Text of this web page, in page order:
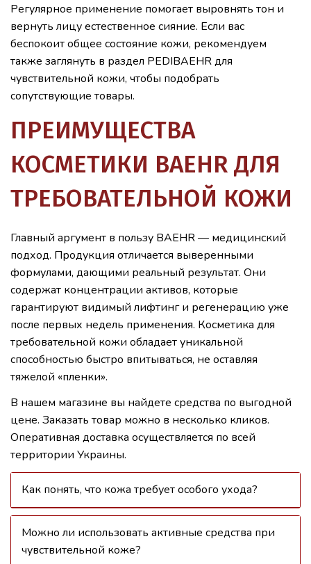
Регулярное применение помогает выровнять тон и
вернуть лицу естественное сияние. Если вас
беспокоит общее состояние кожи, рекомендуем
также заглянуть в раздел PEDIBAEHR для
чувствительной кожи, чтобы подобрать
сопутствующие товары.
ПРЕИМУЩЕСТВА
КОСМЕТИКИ BAEHR ДЛЯ
ТРЕБОВАТЕЛЬНОЙ КОЖИ
Главный аргумент в пользу BAEHR — медицинский
подход. Продукция отличается выверенными
формулами, дающими реальный результат. Они
содержат концентрации активов, которые
гарантируют видимый лифтинг и регенерацию уже
после первых недель применения. Косметика для
требовательной кожи обладает уникальной
способностью быстро впитываться, не оставляя
тяжелой «пленки».
В нашем магазине вы найдете средства по выгодной
цене. Заказать товар можно в несколько кликов.
Оперативная доставка осуществляется по всей
территории Украины.
Как понять, что кожа требует особого ухода?
Можно ли использовать активные средства при
чувствительной коже?